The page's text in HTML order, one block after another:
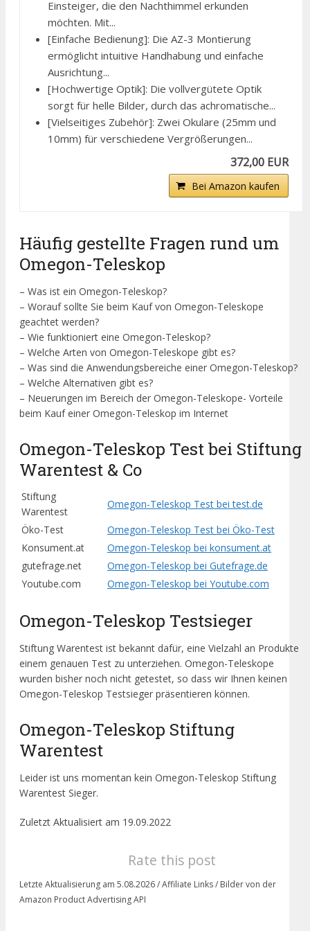
Einsteiger, die den Nachthimmel erkunden
möchten. Mit...
[Einfache Bedienung]: Die AZ-3 Montierung
ermöglicht intuitive Handhabung und einfache
Ausrichtung...
[Hochwertige Optik]: Die vollvergütete Optik
sorgt für helle Bilder, durch das achromatische...
[Vielseitiges Zubehör]: Zwei Okulare (25mm und
10mm) für verschiedene Vergrößerungen...
372,00 EUR
Bei Amazon kaufen
Häufig gestellte Fragen rund um
Omegon-Teleskop
– Was ist ein Omegon-Teleskop?
– Worauf sollte Sie beim Kauf von Omegon-Teleskope
geachtet werden?
– Wie funktioniert eine Omegon-Teleskop?
– Welche Arten von Omegon-Teleskope gibt es?
– Was sind die Anwendungsbereiche einer Omegon-Teleskop?
– Welche Alternativen gibt es?
– Neuerungen im Bereich der Omegon-Teleskope- Vorteile
beim Kauf einer Omegon-Teleskop im Internet
Omegon-Teleskop Test bei Stiftung
Warentest & Co
Stiftung
Warentest
Omegon-Teleskop Test bei test.de
Öko-Test
Omegon-Teleskop Test bei Öko-Test
Konsument.at
Omegon-Teleskop bei konsument.at
gutefrage.net
Omegon-Teleskop bei Gutefrage.de
Youtube.com
Omegon-Teleskop bei Youtube.com
Omegon-Teleskop Testsieger
Stiftung Warentest ist bekannt dafür, eine Vielzahl an Produkte
einem genauen Test zu unterziehen. Omegon-Teleskope
wurden bisher noch nicht getestet, so dass wir Ihnen keinen
Omegon-Teleskop Testsieger präsentieren können.
Omegon-Teleskop Stiftung
Warentest
Leider ist uns momentan kein Omegon-Teleskop Stiftung
Warentest Sieger.
Zuletzt Aktualisiert am 19.09.2022
Rate this post
Letzte Aktualisierung am 5.08.2026 / Affiliate Links / Bilder von der
Amazon Product Advertising API